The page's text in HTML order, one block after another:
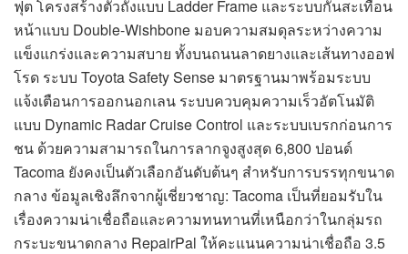
ฟุต โครงสร้างตัวถังแบบ Ladder Frame และระบบกันสะเทือน
หน้าแบบ Double-Wishbone มอบความสมดุลระหว่างความ
แข็งแกร่งและความสบาย ทั้งบนถนนลาดยางและเส้นทางออฟ
โรด ระบบ Toyota Safety Sense มาตรฐานมาพร้อมระบบ
แจ้งเตือนการออกนอกเลน ระบบควบคุมความเร็วอัตโนมัติ
แบบ Dynamic Radar Cruise Control และระบบเบรกก่อนการ
ชน ด้วยความสามารถในการลากจูงสูงสุด 6,800 ปอนด์
Tacoma ยังคงเป็นตัวเลือกอันดับต้นๆ สำหรับการบรรทุกขนาด
กลาง ข้อมูลเชิงลึกจากผู้เชี่ยวชาญ: Tacoma เป็นที่ยอมรับใน
เรื่องความน่าเชื่อถือและความทนทานที่เหนือกว่าในกลุ่มรถ
กระบะขนาดกลาง RepairPal ให้คะแนนความน่าเชื่อถือ 3.5